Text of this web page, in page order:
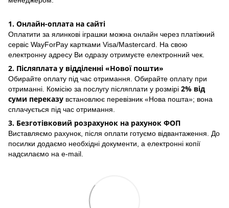
1. Онлайн-оплата на сайті
Оплатити за ялинкові іграшки можна онлайн через платіжний
сервіс WayForPay картками Visa/Mastercard. На свою
електронну адресу Ви одразу отримуєте електронний чек.
2. Післяплата у відділенні «Нової пошти»
Обирайте оплату під час отримання. Обирайте оплату при
отриманні. Комісію за послугу післяплати у розмірі 2% від
суми переказу встановлює перевізник «Нова пошта»; вона
сплачується під час отримання.
3. Безготівковий розрахунок на рахунок ФОП
Виставляємо рахунок, після оплати готуємо відвантаження. До
посилки додаємо необхідні документи, а електронні копії
надсилаємо на e-mail.